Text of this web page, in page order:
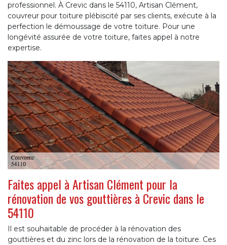
professionnel. À Crevic dans le 54110, Artisan Clément,
couvreur pour toiture plébiscité par ses clients, exécute à la
perfection le démoussage de votre toiture. Pour une
longévité assurée de votre toiture, faites appel à notre
expertise.
Faites appel à Artisan Clément pour la
rénovation de vos gouttières à Crevic dans le
54110
Il est souhaitable de procéder à la rénovation des
gouttières et du zinc lors de la rénovation de la toiture. Ces